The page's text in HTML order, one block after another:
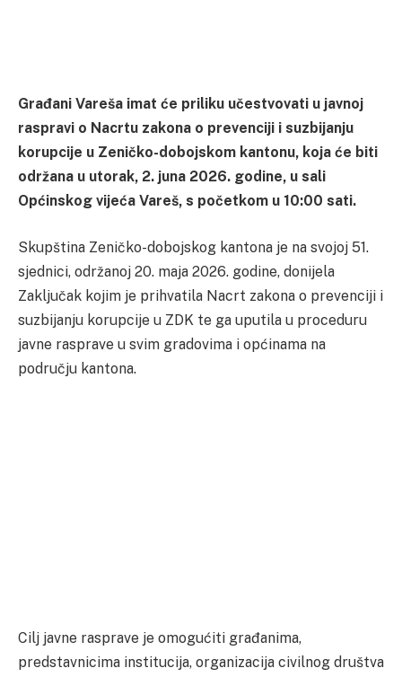
Građani Vareša imat će priliku učestvovati u javnoj
raspravi o Nacrtu zakona o prevenciji i suzbijanju
korupcije u Zeničko-dobojskom kantonu, koja će biti
održana u utorak, 2. juna 2026. godine, u sali
Općinskog vijeća Vareš, s početkom u 10:00 sati.
Skupština Zeničko-dobojskog kantona je na svojoj 51.
sjednici, održanoj 20. maja 2026. godine, donijela
Zaključak kojim je prihvatila Nacrt zakona o prevenciji i
suzbijanju korupcije u ZDK te ga uputila u proceduru
javne rasprave u svim gradovima i općinama na
području kantona.
Cilj javne rasprave je omogućiti građanima,
predstavnicima institucija, organizacija civilnog društva